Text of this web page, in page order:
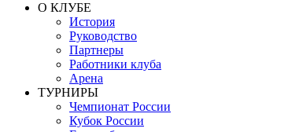
О КЛУБЕ
История
Руководство
Партнеры
Работники клуба
Арена
ТУРНИРЫ
Чемпионат России
Кубок России